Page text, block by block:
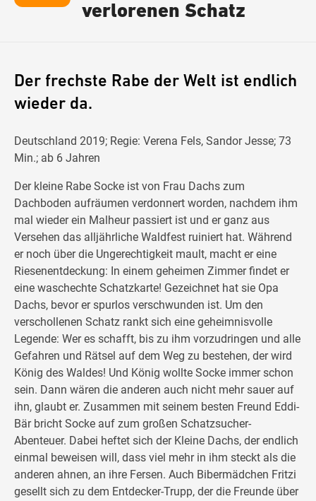
verlorenen Schatz
Der frechste Rabe der Welt ist endlich
wieder da.
Deutschland 2019; Regie: Verena Fels, Sandor Jesse; 73
Min.; ab 6 Jahren
Der kleine Rabe Socke ist von Frau Dachs zum
Dachboden aufräumen verdonnert worden, nachdem ihm
mal wieder ein Malheur passiert ist und er ganz aus
Versehen das alljährliche Waldfest ruiniert hat. Während
er noch über die Ungerechtigkeit mault, macht er eine
Riesenentdeckung: In einem geheimen Zimmer findet er
eine waschechte Schatzkarte! Gezeichnet hat sie Opa
Dachs, bevor er spurlos verschwunden ist. Um den
verschollenen Schatz rankt sich eine geheimnisvolle
Legende: Wer es schafft, bis zu ihm vorzudringen und alle
Gefahren und Rätsel auf dem Weg zu bestehen, der wird
König des Waldes! Und König wollte Socke immer schon
sein. Dann wären die anderen auch nicht mehr sauer auf
ihn, glaubt er. Zusammen mit seinem besten Freund Eddi-
Bär bricht Socke auf zum großen Schatzsucher-
Abenteuer. Dabei heftet sich der Kleine Dachs, der endlich
einmal beweisen will, dass viel mehr in ihm steckt als die
anderen ahnen, an ihre Fersen. Auch Bibermädchen Fritzi
gesellt sich zu dem Entdecker-Trupp, der die Freunde über